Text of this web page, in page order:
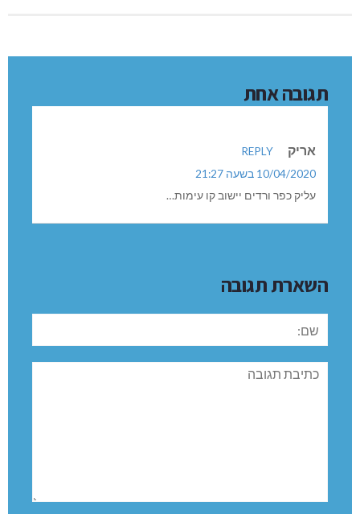
תגובה אחת
אריק
REPLY
10/04/2020 בשעה 21:27
עליק כפר ורדים יישוב קו עימות…
השארת תגובה
תגובה